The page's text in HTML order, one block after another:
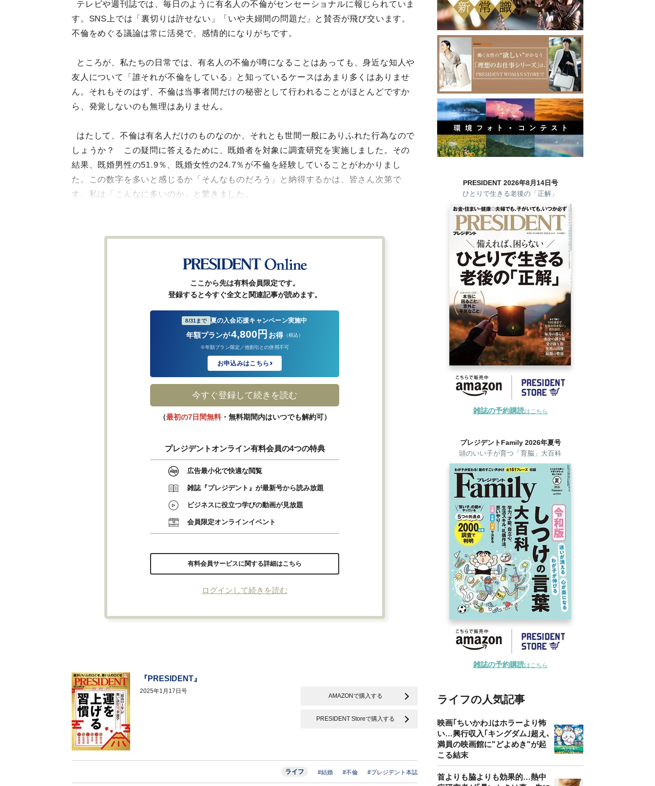
テレビや週刊誌では、毎日のように有名人の不倫がセンセーショナルに報じられていま
す。SNS上では「裏切りは許せない」「いや夫婦間の問題だ」と賛否が飛び交います。
不倫をめぐる議論は常に活発で、感情的になりがちです。
ところが、私たちの日常では、有名人の不倫が噂になることはあっても、身近な知人や
友人について「誰それが不倫をしている」と知っているケースはあまり多くはありませ
ん。それもそのはず、不倫は当事者間だけの秘密として行われることがほとんどですか
ら、発覚しないのも無理はありません。
はたして、不倫は有名人だけのものなのか、それとも世間一般にありふれた行為なので
しょうか？ この疑問に答えるために、既婚者を対象に調査研究を実施しました。その
結果、既婚男性の51.9％、既婚女性の24.7％が不倫を経験していることがわかりまし
た。この数字を多いと感じるか「そんなものだろう」と納得するかは、皆さん次第で
す。私は「こんなに多いのか」と驚きました。
ここから先は有料会員限定です。
登録すると今すぐ全文と関連記事が読めます。
8/31まで 夏の入会応援キャンペーン実施中
年額プランが4,800円 お得 （税込）
※年額プラン限定／他割引との併用不可
お申込みはこちら
今すぐ登録して続きを読む
（最初の7日間無料・無料期間内はいつでも解約可）
プレジデントオンライン有料会員の4つの特典
広告最小化で快適な閲覧
雑誌『プレジデント』が最新号から読み放題
ビジネスに役立つ学びの動画が見放題
会員限定オンラインイベント
有料会員サービスに関する詳細はこちら
ログインして続きを読む
『PRESIDENT』
2025年1月17日号
AMAZONで購入する
PRESIDENT Storeで購入する
ライフ #結婚 #不倫 #プレジデント本誌
PRESIDENT 2026年8月14日号
ひとりで生きる老後の「正解」
雑誌の予約購読はこちら
プレジデントFamily 2026年夏号
頭のいい子が育つ「育脳」大百科
雑誌の予約購読はこちら
ライフの人気記事
映画｢ちいかわ｣はホラーより怖
い…興行収入｢キングダム｣超え､
満員の映画館に"どよめき"が起
こる結末
首よりも脇よりも効果的…熱中